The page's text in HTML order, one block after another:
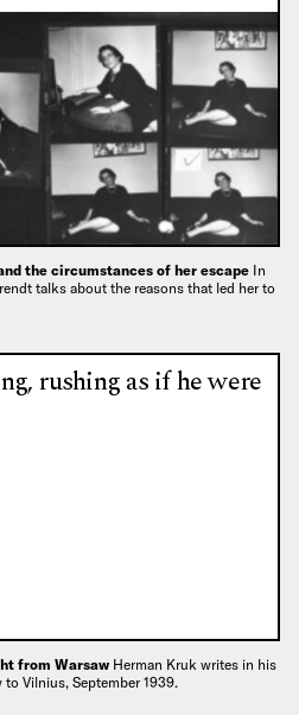
the circumstances of her escape In
talks about the reasons that led her to
rushing as if he were
from Warsaw Herman Kruk writes in his
Vilnius, September 1939.